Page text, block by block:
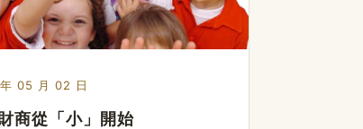
05 月 02 日
商從「小」開始